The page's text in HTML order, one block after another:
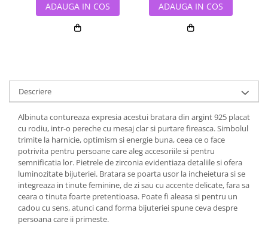
ADAUGA IN COS ADAUGA IN COS
Descriere
Albinuta contureaza expresia acestui bratara din argint 925 placat
cu rodiu, intr-o pereche cu mesaj clar si purtare fireasca. Simbolul
trimite la harnicie, optimism si energie buna, ceea ce o face
potrivita pentru persoane care aleg accesoriile si pentru
semnificatia lor. Pietrele de zirconia evidentiaza detaliile si ofera
luminozitate bijuteriei. Bratara se poarta usor la incheietura si se
integreaza in tinute feminine, de zi sau cu accente delicate, fara sa
ceara o tinuta foarte pretentioasa. Poate fi aleasa si pentru un
cadou cu sens, atunci cand forma bijuteriei spune ceva despre
persoana care ii primeste.